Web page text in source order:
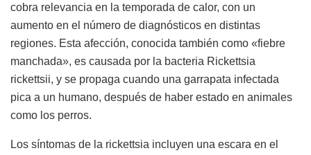
cobra relevancia en la temporada de calor, con un
aumento en el número de diagnósticos en distintas
regiones. Esta afección, conocida también como «fiebre
manchada», es causada por la bacteria Rickettsia
rickettsii, y se propaga cuando una garrapata infectada
pica a un humano, después de haber estado en animales
como los perros.
Los síntomas de la rickettsia incluyen una escara en el